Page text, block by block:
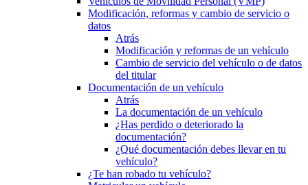
Modificación, reformas y cambio de servicio o
datos
Atrás
Modificación y reformas de un vehículo
Cambio de servicio del vehículo o de datos
del titular
Documentación de un vehículo
Atrás
La documentación de un vehículo
¿Has perdido o deteriorado la
documentación?
¿Qué documentación debes llevar en tu
vehículo?
¿Te han robado tu vehículo?